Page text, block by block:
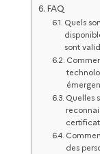
FAQ
Quels
sont
Quelles
des